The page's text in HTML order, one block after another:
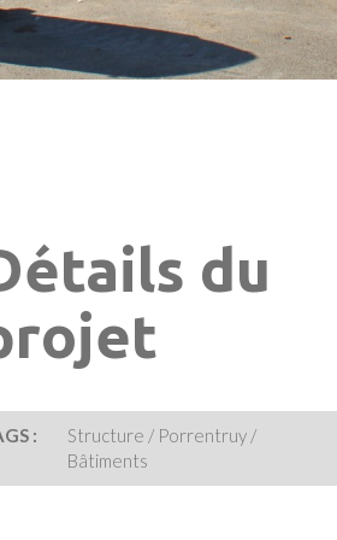
du
:
Structure / Porrentruy /
Bâtiments